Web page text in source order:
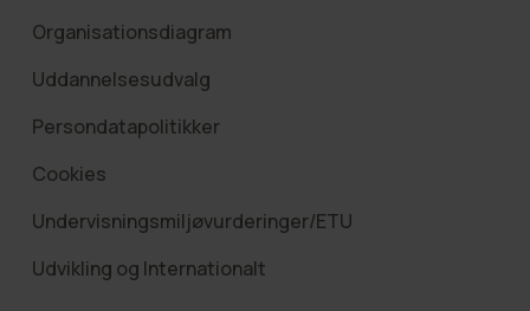
Organisationsdiagram
Uddannelsesudvalg
Persondatapolitikker
Cookies
Undervisningsmiljøvurderinger/ETU
Udvikling og Internationalt